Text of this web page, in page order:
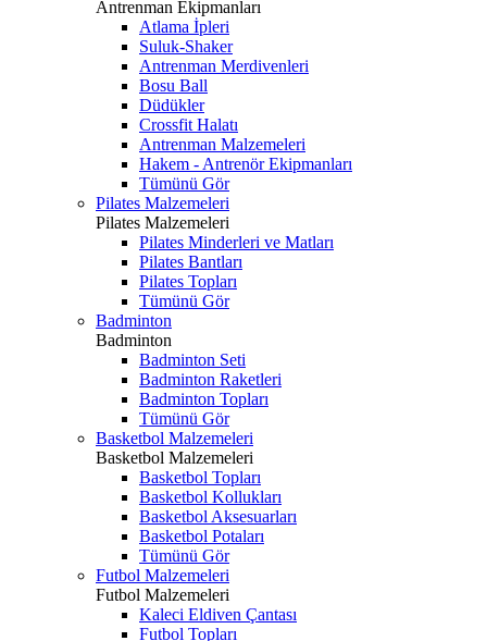
Antrenman Ekipmanları
Atlama İpleri
Suluk-Shaker
Antrenman Merdivenleri
Bosu Ball
Düdükler
Crossfit Halatı
Antrenman Malzemeleri
Hakem - Antrenör Ekipmanları
Tümünü Gör
Pilates Malzemeleri
Pilates Malzemeleri
Pilates Minderleri ve Matları
Pilates Bantları
Pilates Topları
Tümünü Gör
Badminton
Badminton
Badminton Seti
Badminton Raketleri
Badminton Topları
Tümünü Gör
Basketbol Malzemeleri
Basketbol Malzemeleri
Basketbol Topları
Basketbol Kollukları
Basketbol Aksesuarları
Basketbol Potaları
Tümünü Gör
Futbol Malzemeleri
Futbol Malzemeleri
Kaleci Eldiven Çantası
Futbol Topları